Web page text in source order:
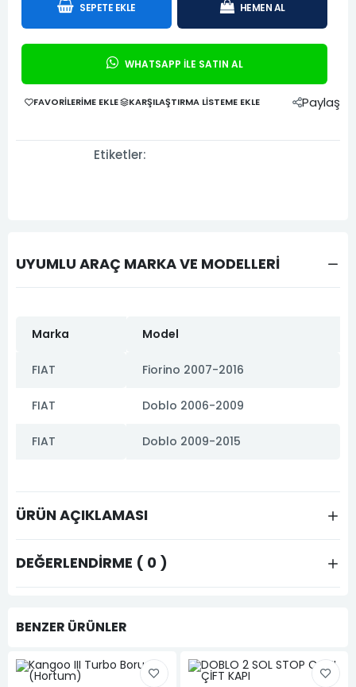
SEPETE EKLE HEMEN AL
WHATSAPP İLE SATIN AL
FAVORILERIME EKLE KARŞILAŞTIRMA LISTEME EKLE Paylaş
Etiketler:
UYUMLU ARAÇ MARKA VE MODELLERİ
Marka Model
FIAT Fiorino 2007-2016
FIAT Doblo 2006-2009
FIAT Doblo 2009-2015
ÜRÜN AÇIKLAMASI
DEĞERLENDIRME ( 0 )
BENZER ÜRÜNLER